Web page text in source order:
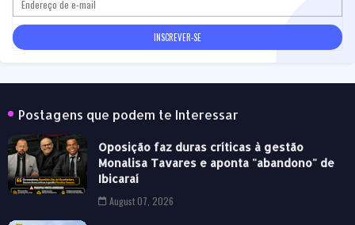
Postagens que podem te Interessar
Oposição faz duras críticas à gestão
Monalisa Tavares e aponta "abandono" de
Ibicaraí
August 07, 2026